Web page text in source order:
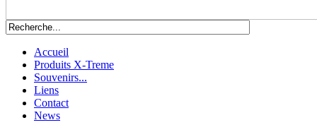
Accueil
Produits X-Treme
Souvenirs...
Liens
Contact
News